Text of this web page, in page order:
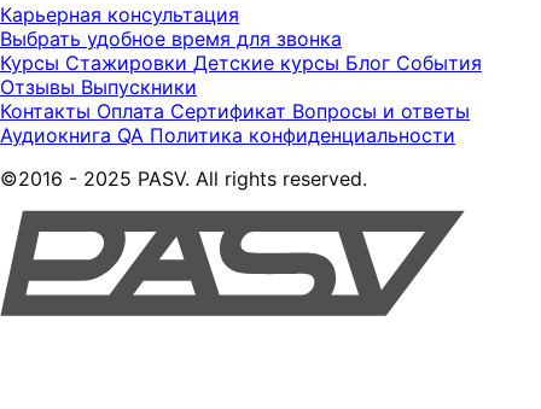
Карьерная консультация
Выбрать удобное время для звонка
Курсы Стажировки Детские курсы Блог События
Отзывы Выпускники
Контакты Оплата Сертификат Вопросы и ответы
Аудиокнига QA Политика конфиденциальности
©2016 - 2025 PASV. All rights reserved.